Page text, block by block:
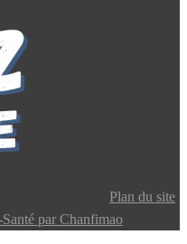
Plan du site
par Chanfimao